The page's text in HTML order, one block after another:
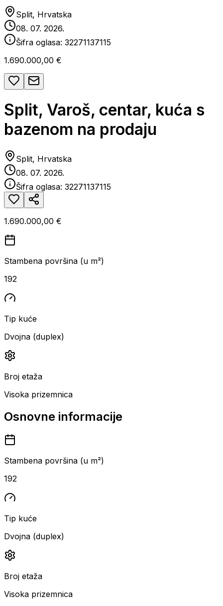
Split, Hrvatska
08. 07. 2026.
Šifra oglasa: 32271137115
1.690.000,00 €
Split, Varoš, centar, kuća s
bazenom na prodaju
Split, Hrvatska
08. 07. 2026.
Šifra oglasa: 32271137115
1.690.000,00 €
Stambena površina (u m²)
192
Tip kuće
Dvojna (duplex)
Broj etaža
Visoka prizemnica
Osnovne informacije
Stambena površina (u m²)
192
Tip kuće
Dvojna (duplex)
Broj etaža
Visoka prizemnica